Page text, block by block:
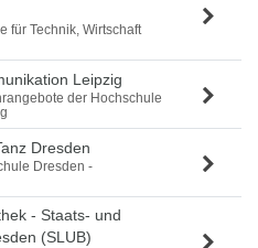
für Technik, Wirtschaft
Leipzig
der Hochschule
Dresden
Dresden -
- Staats- und
(SLUB)